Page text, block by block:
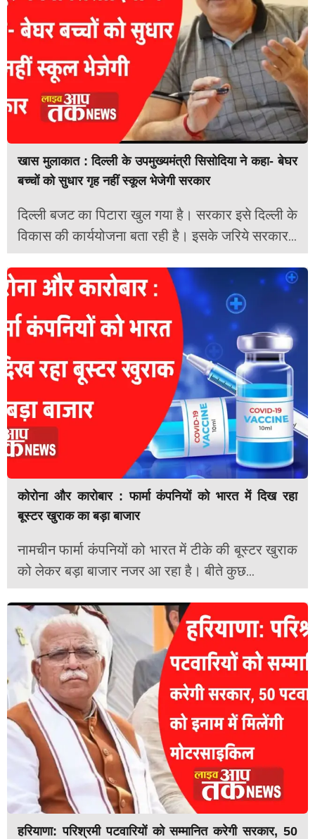
खास मुलाकात : दिल्ली के उपमुख्यमंत्री सिसोदिया ने कहा- बेघर
बच्चों को सुधार गृह नहीं स्कूल भेजेगी सरकार
दिल्ली बजट का पिटारा खुल गया है। सरकार इसे दिल्ली के
विकास की कार्ययोजना बता रही है। इसके जरिये सरकार...
कोरोना और कारोबार : फार्मा कंपनियों को भारत में दिख रहा
बूस्टर खुराक का बड़ा बाजार
नामचीन फार्मा कंपनियों को भारत में टीके की बूस्टर खुराक
को लेकर बड़ा बाजार नजर आ रहा है। बीते कुछ...
हरियाणा: परिश्रमी पटवारियों को सम्मानित करेगी सरकार, 50